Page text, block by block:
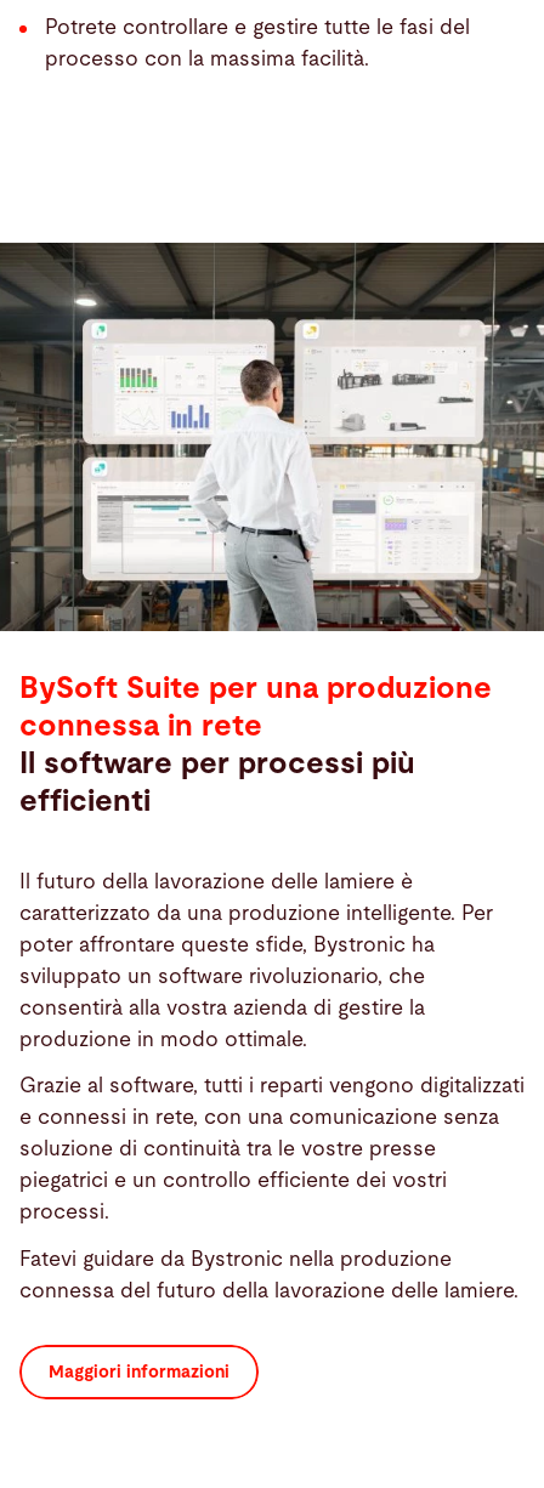
Potrete controllare e gestire tutte le fasi del
processo con la massima facilità.
BySoft Suite per una produzione
connessa in rete
Il software per processi più
efficienti
Il futuro della lavorazione delle lamiere è
caratterizzato da una produzione intelligente. Per
poter affrontare queste sfide, Bystronic ha
sviluppato un software rivoluzionario, che
consentirà alla vostra azienda di gestire la
produzione in modo ottimale.
Grazie al software, tutti i reparti vengono digitalizzati
e connessi in rete, con una comunicazione senza
soluzione di continuità tra le vostre presse
piegatrici e un controllo efficiente dei vostri
processi.
Fatevi guidare da Bystronic nella produzione
connessa del futuro della lavorazione delle lamiere.
Maggiori informazioni